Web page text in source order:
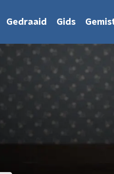
Gedraaid Gids